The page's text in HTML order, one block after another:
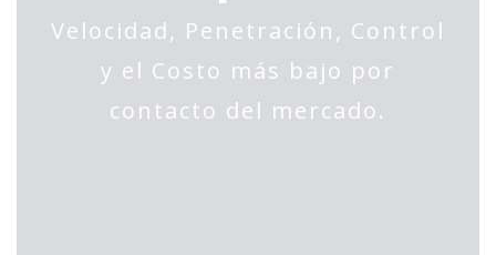
Velocidad, Penetración, Control
y el Costo más bajo por
contacto del mercado.